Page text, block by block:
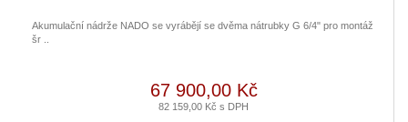
Akumulační nádrže NADO se vyrábějí se dvěma nátrubky G 6/4" pro montáž
šr ..
67 900,00 Kč
82 159,00 Kč s DPH